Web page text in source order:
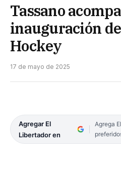
Tassano
inauguración
Hockey
17 de mayo de 2025
Agregar El
Libertador en
Agrega